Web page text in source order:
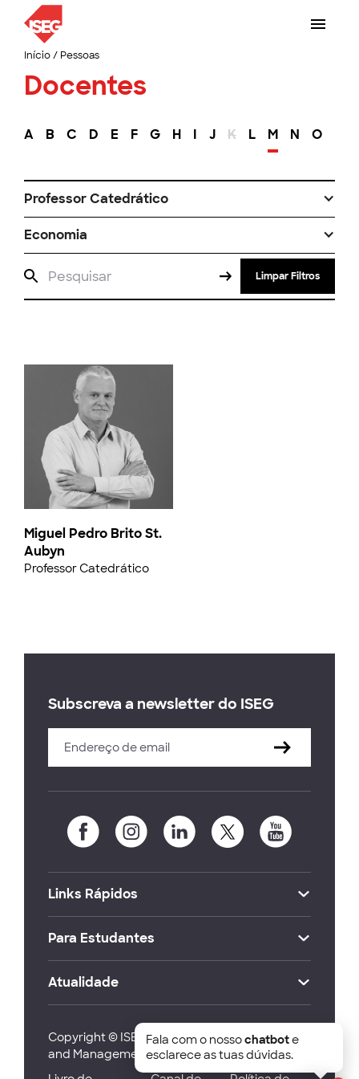
Início/ Pessoas
Docentes
A B C D E F G H I J K L M N O
Professor Catedrático
Economia
Limpar Filtros
Miguel Pedro Brito St.
Aubyn
Professor Catedrático
Subscreva a newsletter do ISEG
Links Rápidos
Para Estudantes
Atualidade
Copyright © ISEG Lisbon School of Economics
and Management 2026
Fala com o nossochatbote
esclarece as tuas dúvidas.